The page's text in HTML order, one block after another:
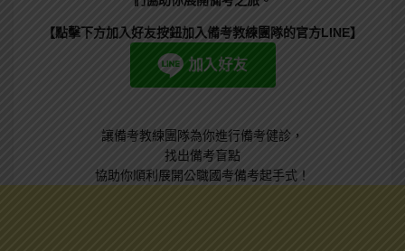
【點擊下方加入好友按鈕加入備考教練團隊的官方LINE】
讓備考教練團隊為你進行備考健診，
找出備考盲點
協助你順利展開公職國考備考起手式！